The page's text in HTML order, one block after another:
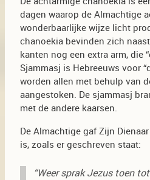
dagen waarop de Almachtige
wonderbaarlijke wijze licht
chanoekia bevinden zich
kanten nog een extra arm, die
Sjammasj is Hebreeuws voor
worden allen met behulp van
aangestoken. De sjammasj
met de andere kaarsen.
De Almachtige gaf Zijn
is, zoals er geschreven staat:
“Weer sprak Jezus toen